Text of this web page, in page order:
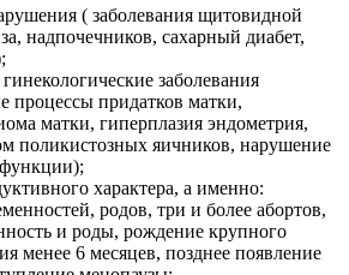
( заболевания щитовидной
надпочечников, сахарный диабет,
заболевания
процессы придатков матки,
матки, гиперплазия эндометрия,
поликистозных яичников, нарушение
характера, а именно:
родов, три и более абортов,
и роды, рождение крупного
менее 6 месяцев, позднее появление